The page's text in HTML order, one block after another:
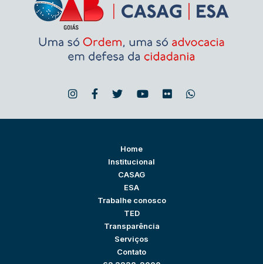
Home
Institucional
CASAG
ESA
Trabalhe conosco
TED
Transparência
Serviços
Contato